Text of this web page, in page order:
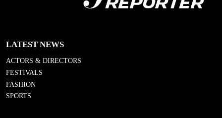
LATEST NEWS
ACTORS & DIRECTORS
FESTIVALS
FASHION
SPORTS